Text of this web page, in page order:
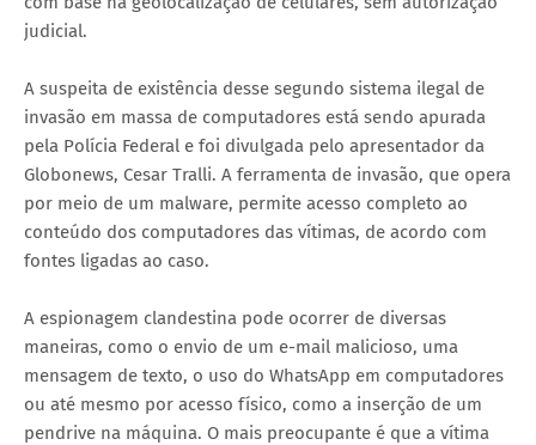
judicial.
A suspeita de existência desse segundo sistema ilegal de
invasão em massa de computadores está sendo apurada
pela Polícia Federal e foi divulgada pelo apresentador da
Globonews, Cesar Tralli. A ferramenta de invasão, que opera
por meio de um malware, permite acesso completo ao
conteúdo dos computadores das vítimas, de acordo com
fontes ligadas ao caso.
A espionagem clandestina pode ocorrer de diversas
maneiras, como o envio de um e-mail malicioso, uma
mensagem de texto, o uso do WhatsApp em computadores
ou até mesmo por acesso físico, como a inserção de um
pendrive na máquina. O mais preocupante é que a vítima